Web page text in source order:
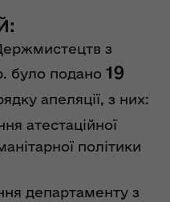
з
було подано 19
апеляції, з них:
атестаційної
політики
департаменту з